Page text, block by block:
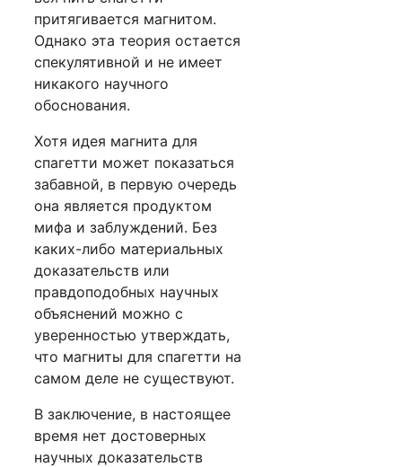
притягивается магнитом.
Однако эта теория остается
спекулятивной и не имеет
никакого научного
обоснования.
Хотя идея магнита для
спагетти может показаться
забавной, в первую очередь
она является продуктом
мифа и заблуждений. Без
каких-либо материальных
доказательств или
правдоподобных научных
объяснений можно с
уверенностью утверждать,
что магниты для спагетти на
самом деле не существуют.
В заключение, в настоящее
время нет достоверных
научных доказательств